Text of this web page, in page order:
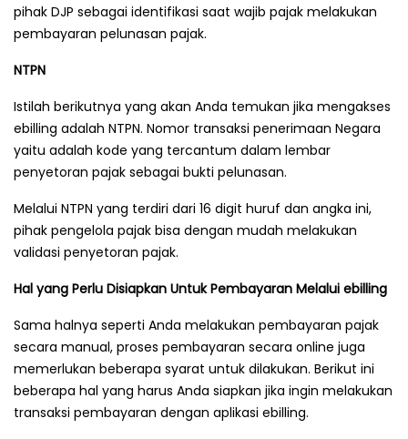
pihak DJP sebagai identifikasi saat wajib pajak melakukan
pembayaran pelunasan pajak.
NTPN
Istilah berikutnya yang akan Anda temukan jika mengakses
ebilling adalah NTPN. Nomor transaksi penerimaan Negara
yaitu adalah kode yang tercantum dalam lembar
penyetoran pajak sebagai bukti pelunasan.
Melalui NTPN yang terdiri dari 16 digit huruf dan angka ini,
pihak pengelola pajak bisa dengan mudah melakukan
validasi penyetoran pajak.
Hal yang Perlu Disiapkan Untuk Pembayaran Melalui ebilling
Sama halnya seperti Anda melakukan pembayaran pajak
secara manual, proses pembayaran secara online juga
memerlukan beberapa syarat untuk dilakukan. Berikut ini
beberapa hal yang harus Anda siapkan jika ingin melakukan
transaksi pembayaran dengan aplikasi ebilling.